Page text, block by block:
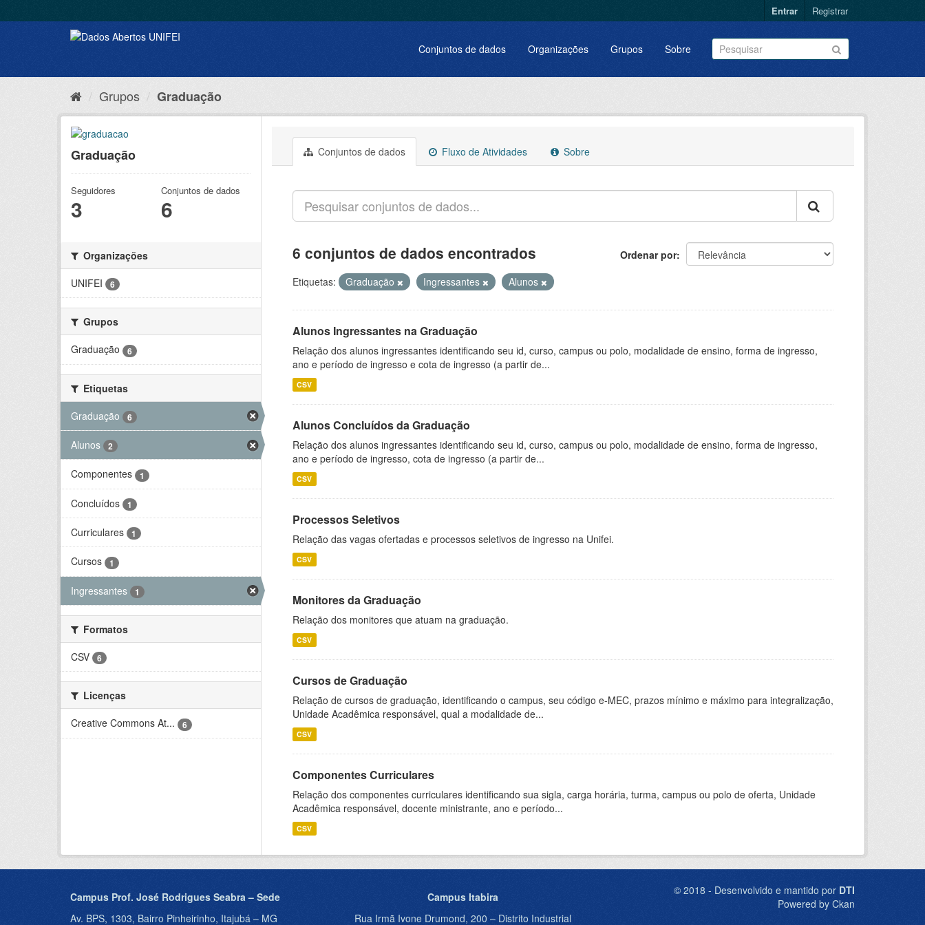
Entrar Registrar
Conjuntos de dados Organizações Grupos Sobre
Grupos Graduação
Graduação
Seguidores
3
Conjuntos de dados
6
Organizações
UNIFEI
6
Grupos
Graduação
6
Etiquetas
Graduação
6
Alunos 2
Componentes 1
Concluídos 1
Curriculares 1
Cursos 1
Ingressantes 1
Formatos
CSV
6
Licenças
Creative Commons At...
6
Conjuntos de dados Fluxo de Atividades Sobre
Ordenar por
6 conjuntos de dados encontrados
Etiquetas: Graduação Ingressantes Alunos
Alunos Ingressantes na Graduação
Relação dos alunos ingressantes identificando seu id, curso, campus ou polo, modalidade de ensino, forma de ingresso,
ano e período de ingresso e cota de ingresso (a partir de...
CSV
Alunos Concluídos da Graduação
Relação dos alunos ingressantes identificando seu id, curso, campus ou polo, modalidade de ensino, forma de ingresso,
ano e período de ingresso, cota de ingresso (a partir de...
CSV
Processos Seletivos
Relação das vagas ofertadas e processos seletivos de ingresso na Unifei.
CSV
Monitores da Graduação
Relação dos monitores que atuam na graduação.
CSV
Cursos de Graduação
Relação de cursos de graduação, identificando o campus, seu código e-MEC, prazos mínimo e máximo para integralização,
Unidade Acadêmica responsável, qual a modalidade de...
CSV
Componentes Curriculares
Relação dos componentes curriculares identificando sua sigla, carga horária, turma, campus ou polo de oferta, Unidade
Acadêmica responsável, docente ministrante, ano e período...
CSV
Campus Prof. José Rodrigues Seabra – Sede
Av. BPS, 1303, Bairro Pinheirinho, Itajubá – MG
Campus Itabira
Rua Irmã Ivone Drumond, 200 – Distrito Industrial
© 2018 - Desenvolvido e mantido por DTI
Powered by Ckan